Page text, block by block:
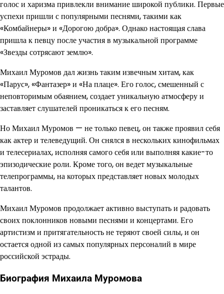
голос и харизма привлекли внимание широкой публики. Первые
успехи пришли с популярными песнями, такими как
«Комбайнеры» и «Дорогою добра». Однако настоящая слава
пришла к певцу после участия в музыкальной программе
«Звезды сотрясают землю».
Михаил Муромов дал жизнь таким извечным хитам, как
«Парус», «Фантазер» и «На плаце». Его голос, смешенный с
неповторимым обаянием, создает уникальную атмосферу и
заставляет слушателей проникаться к его песням.
Но Михаил Муромов — не только певец, он также проявил себя
как актер и телеведущий. Он снялся в нескольких кинофильмах
и телесериалах, исполняя самого себя или выполняя какие-то
эпизодические роли. Кроме того, он ведет музыкальные
телепрограммы, на которых представляет новых молодых
талантов.
Михаил Муромов продолжает активно выступать и радовать
своих поклонников новыми песнями и концертами. Его
артистизм и притягательность не теряют своей силы, и он
остается одной из самых популярных персоналий в мире
российской эстрады.
Биография Михаила Муромова